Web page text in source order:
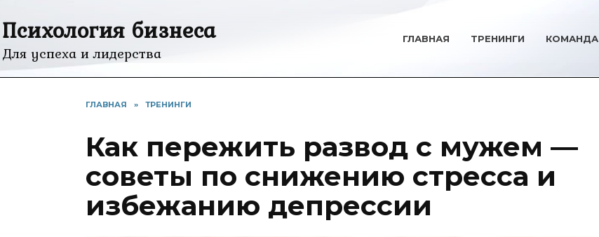
к
содержанию
Психология бизнеса
Для успеха и лидерства
ГЛАВНАЯ ТРЕНИНГИ КОМАНДА
ГЛАВНАЯ » ТРЕНИНГИ
Как пережить развод с мужем —
советы по снижению стресса и
избежанию депрессии